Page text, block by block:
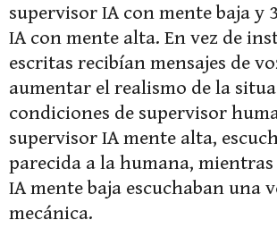
supervisor IA con mente baja y
IA con mente alta. En vez de
escritas recibían mensajes de
aumentar el realismo de la
condiciones de supervisor
supervisor IA mente alta,
parecida a la humana, mientras
IA mente baja escuchaban una
mecánica.